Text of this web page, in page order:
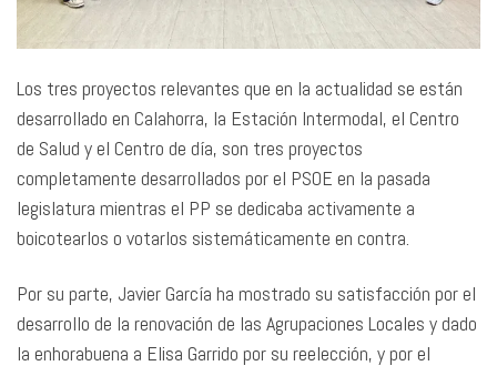
Los tres proyectos relevantes que en la actualidad se están
desarrollado en Calahorra, la Estación Intermodal, el Centro
de Salud y el Centro de día, son tres proyectos
completamente desarrollados por el PSOE en la pasada
legislatura mientras el PP se dedicaba activamente a
boicotearlos o votarlos sistemáticamente en contra.
Por su parte, Javier García ha mostrado su satisfacción por el
desarrollo de la renovación de las Agrupaciones Locales y dado
la enhorabuena a Elisa Garrido por su reelección, y por el